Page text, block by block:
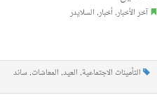
آخر الأخبار,أخبار, السلايدر
التأمينات الاجتماعية, العيد, المعاشات, ساند